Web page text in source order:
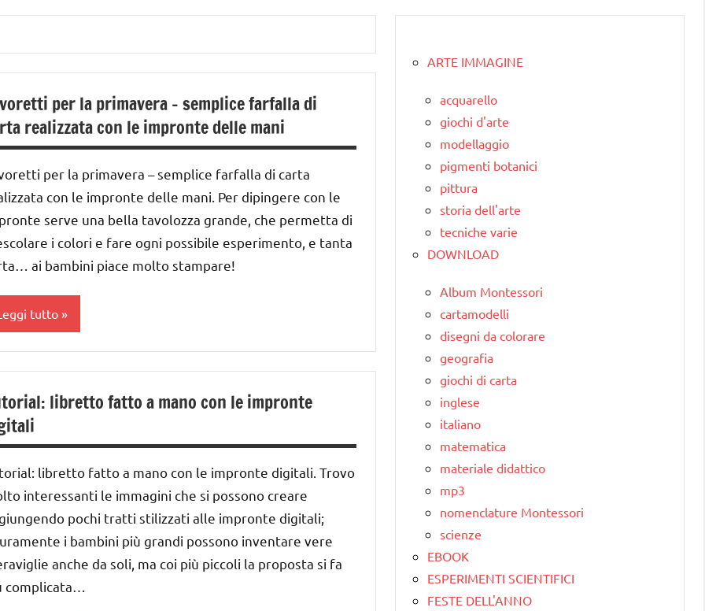
per la primavera – semplice farfalla di
realizzata con le impronte delle mani
per la primavera – semplice farfalla di carta
con le impronte delle mani. Per dipingere con le
serve una bella tavolozza grande, che permetta di
i colori e fare ogni possibile esperimento, e tanta
ai bambini piace molto stampare!
tutto
0
3
ai
libretto fatto a mano con le impronte
libretto fatto a mano con le impronte digitali. Trovo
interessanti le immagini che si possono creare
pochi tratti stilizzati alle impronte digitali;
i bambini più grandi possono inventare vere
anche da soli, ma coi più piccoli la proposta si fa
complicata…
ARTE IMMAGINE
acquarello
giochi d'arte
modellaggio
pigmenti botanici
pittura
storia dell'arte
tecniche varie
DOWNLOAD
Album Montessori
cartamodelli
disegni da colorare
geografia
giochi di carta
inglese
italiano
matematica
materiale didattico
mp3
nomenclature Montessori
scienze
EBOOK
ESPERIMENTI SCIENTIFICI
FESTE DELL'ANNO